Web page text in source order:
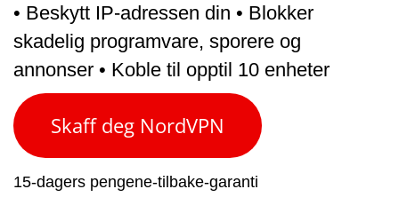
• Beskytt IP-adressen din • Blokker
skadelig programvare, sporere og
annonser • Koble til opptil 10 enheter
Skaff deg NordVPN
15-dagers pengene-tilbake-garanti